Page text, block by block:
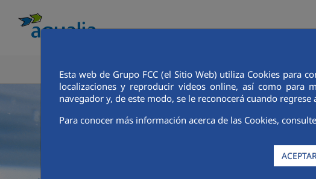
Esta web de Grupo FCC (el Sitio Web) utiliza Cookies para
localizaciones y reproducir videos online, así como para
navegador y, de este modo, se le reconocerá cuando regrese
Para conocer más información acerca de las Cookies,
ACEPTAR
CONOCE AQUALIA ANALISTAS E INVERSORES